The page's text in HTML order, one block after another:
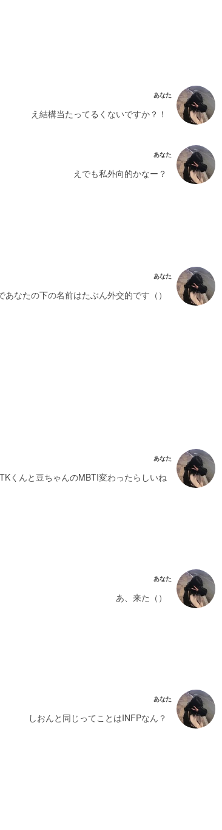
あなた
え結構当たってるくないですか？！
あなた
えでも私外向的かなー？
あなた
なたの下の名前はたぶん外交的です（）
あなた
くんと豆ちゃんのMBTI変わったらしいね
あなた
あ、来た（）
あなた
しおんと同じってことはINFPなん？